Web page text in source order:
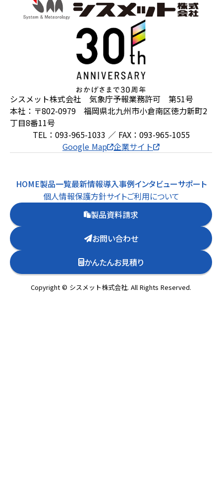
シスメット株式会社 気象庁予報業務許可 第51号
本社：〒802-0979 福岡県北九州市小倉南区徳力新町2
丁目8番11号
TEL：093-965-1033 ／ FAX：093-965-1055
Google Map 企業サイト
HOME製品一覧最新情報導入事例インタビューサポート
個人情報保護方針サイトご利用について
製品資料請求
お問い合わせ
かんたんお見積り
Copyright © シスメット株式会社. All Rights Reserved.